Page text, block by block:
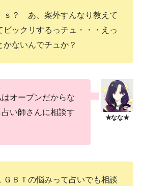
ｓ？ あ、案外すんなり教えて
ビックリするっチュ・・・えっ
かないんでチュか？
オープンだからな
い師さんに相談す
ＧＢＴの悩みって占いでも相談